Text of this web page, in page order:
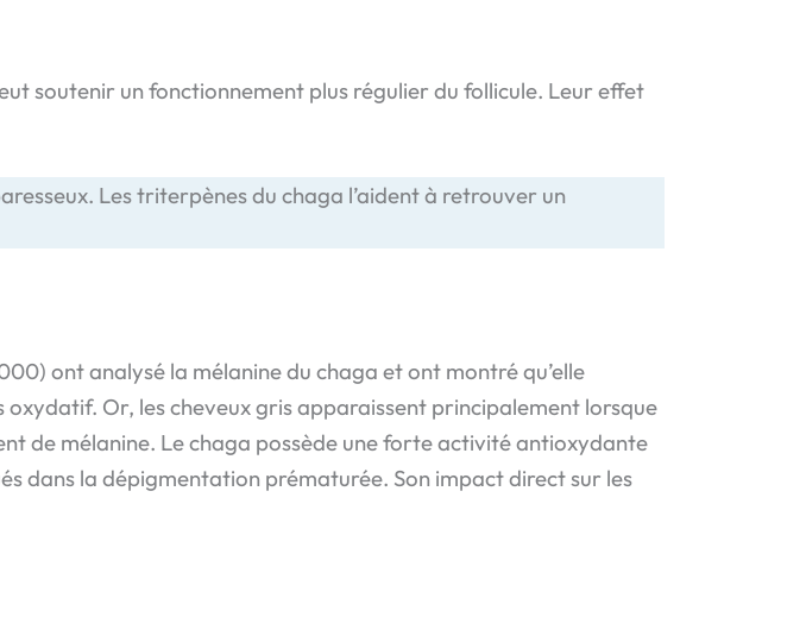
soutenir un fonctionnement plus régulier du follicule. Leur effet
Les triterpènes du chaga l’aident à retrouver un
ont analysé la mélanine du chaga et ont montré qu’elle
Or, les cheveux gris apparaissent principalement lorsque
de mélanine. Le chaga possède une forte activité antioxydante
dans la dépigmentation prématurée. Son impact direct sur les